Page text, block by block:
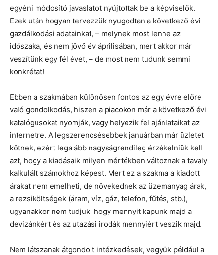
egyéni módosító javaslatot nyújtottak be a képviselők.
Ezek után hogyan tervezzük nyugodtan a következő évi
gazdálkodási adatainkat, – melynek most lenne az
időszaka, és nem jövő év áprilisában, mert akkor már
veszítünk egy fél évet, – de most nem tudunk semmi
konkrétat!
Ebben a szakmában különösen fontos az egy évre előre
való gondolkodás, hiszen a piacokon már a következő évi
katalógusokat nyomják, vagy helyezik fel ajánlataikat az
internetre. A legszerencsésebbek januárban már üzletet
kötnek, ezért legalább nagyságrendileg érzékelniük kell
azt, hogy a kiadásaik milyen mértékben változnak a tavaly
kalkulált számokhoz képest. Mert ez a szakma a kiadott
árakat nem emelheti, de növekednek az üzemanyag árak,
a rezsiköltségek (áram, víz, gáz, telefon, fűtés, stb.),
ugyanakkor nem tudjuk, hogy mennyit kapunk majd a
devizánkért és az utazási irodák mennyiért veszik majd.
Nem látszanak átgondolt intézkedések, vegyük például a